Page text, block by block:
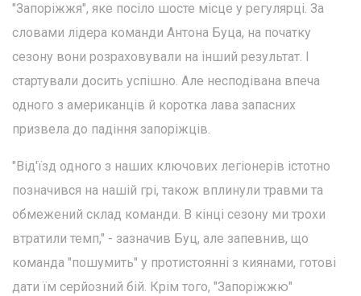
"Запоріжжя", яке посіло шосте місце у регулярці. За
словами лідера команди Антона Буца, на початку
сезону вони розраховували на інший результат. І
стартували досить успішно. Але несподівана впеча
одного з американців й коротка лава запасних
призвела до падіння запоріжців.
"Від'їзд одного з наших ключових легіонерів істотно
позначився на нашій грі, також вплинули травми та
обмежений склад команди. В кінці сезону ми трохи
втратили темп," - зазначив Буц, але запевнив, що
команда "пошумить" у протистоянні з киянами, готові
дати їм серйозний бій. Крім того, "Запоріжжю"